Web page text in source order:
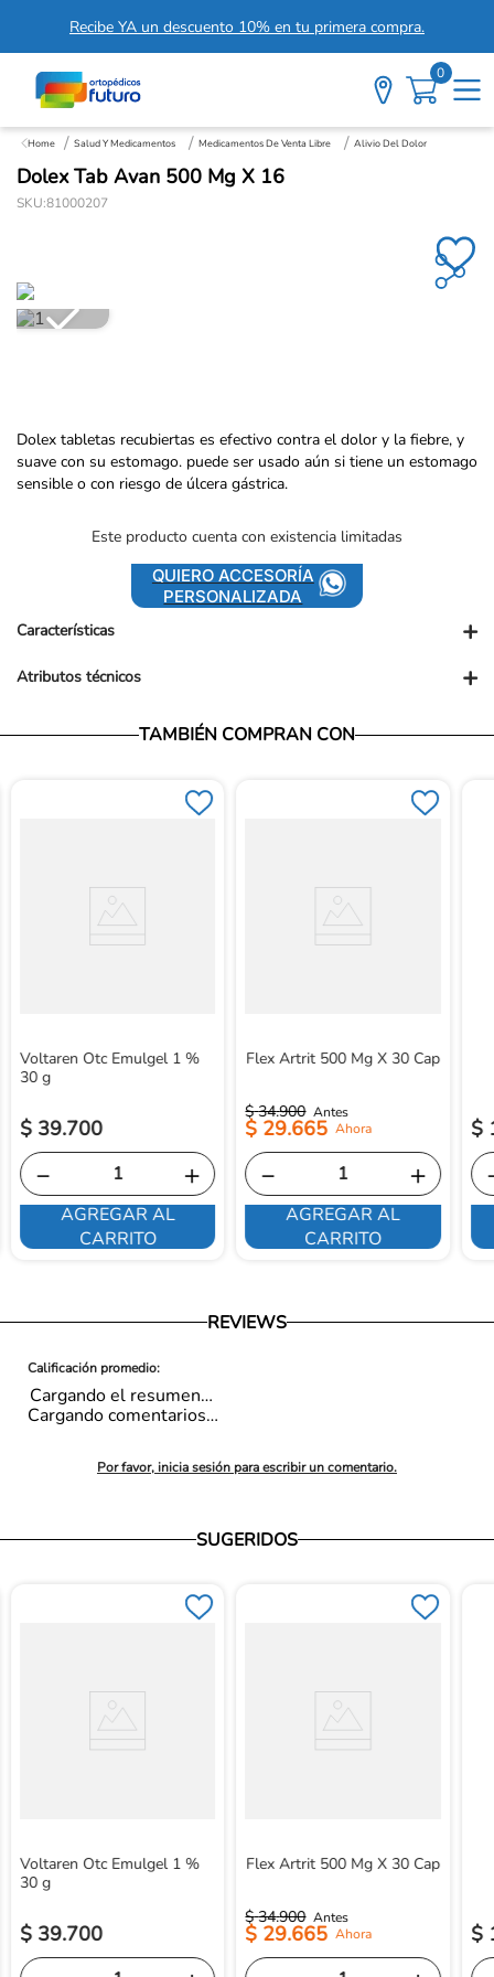
Recibe YA un descuento 10% en tu primera compra.
0
Salud Y Medicamentos Medicamentos De Venta Libre Alivio Del Dolor
Dolex Tab Avan 500 Mg X 16
SKU:81000207
Dolex tabletas recubiertas es efectivo contra el dolor y la fiebre, y
suave con su estomago. puede ser usado aún si tiene un estomago
sensible o con riesgo de úlcera gástrica.
Este producto cuenta con existencia limitadas
QUIERO ACCESORÍA
PERSONALIZADA
Características
+
Presentación comercial: UN
Atributos técnicos +
Vendedor: Ortopédicos Futuro
Garantía: Para conocer nuestra políticas de garantía, ingresa al
Términos y Condiciones: Para conocer nuestros términos y
ingresa al siguiente link:
https://www.ortopedicosfuturo.com/reversion-de-pago
TAMBIÉN COMPRAN CON
Voltaren Otc Emulgel 1 %
30 g
$ 39.700
＋
－
AGREGAR AL
CARRITO
Flex Artrit 500 Mg X 30 Cap
$ 34.900
$ 29.665
＋
－
AGREGAR AL
CARRITO
$
REVIEWS
Cargando el resumen…
Por favor, inicia sesión para escribir un comentario.
Cargando comentarios…
SUGERIDOS
Voltaren Otc Emulgel 1 %
30 g
$ 39.700
Flex Artrit 500 Mg X 30 Cap
$ 34.900
$ 29.665 $